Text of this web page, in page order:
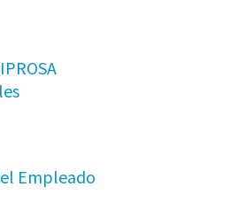
Empleado